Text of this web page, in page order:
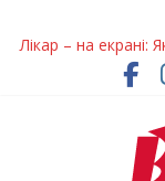
Лікар – на екрані:
Дніпропетровщині
У Дніпрі триває
Пошуки тривають:
розташування